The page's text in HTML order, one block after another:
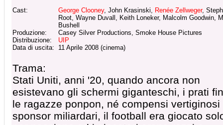
Cast:
George Clooney, John Krasinski, Renée Zellweger,
Root, Wayne Duvall, Keith Loneker, Malcolm Goodwin,
Bushell
Produzione:
Casey Silver Productions, Smoke House Pictures
Distribuzione:
UIP
Data di uscita:
11 Aprile 2008 (cinema)
Trama:
Stati Uniti, anni '20, quando ancora non
esistevano gli schermi giganteschi, i prati
le ragazze ponpon, né compensi vertiginosi
sponsor miliardari, il football era giocato